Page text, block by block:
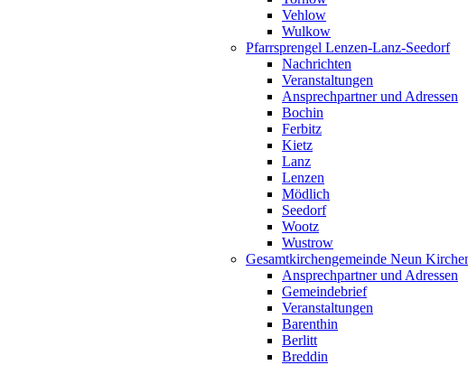
Vehlow
Wulkow
Pfarrsprengel Lenzen-Lanz-Seedorf
Nachrichten
Veranstaltungen
Ansprechpartner und Adressen
Bochin
Ferbitz
Kietz
Lanz
Lenzen
Mödlich
Seedorf
Wootz
Wustrow
Gesamtkirchengemeinde Neun
Ansprechpartner und Adressen
Gemeindebrief
Veranstaltungen
Barenthin
Berlitt
Breddin